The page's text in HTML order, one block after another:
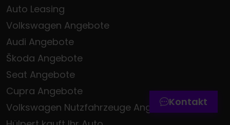
Auto Leasing
Volkswagen Angebote
Audi Angebote
Škoda Angebote
Seat Angebote
Cupra Angebote
Volkswagen Nutzfahrzeuge AngeboteKontakt
Termin online buchen
Zum Kontaktformular
Werkstatttermin-Hotline